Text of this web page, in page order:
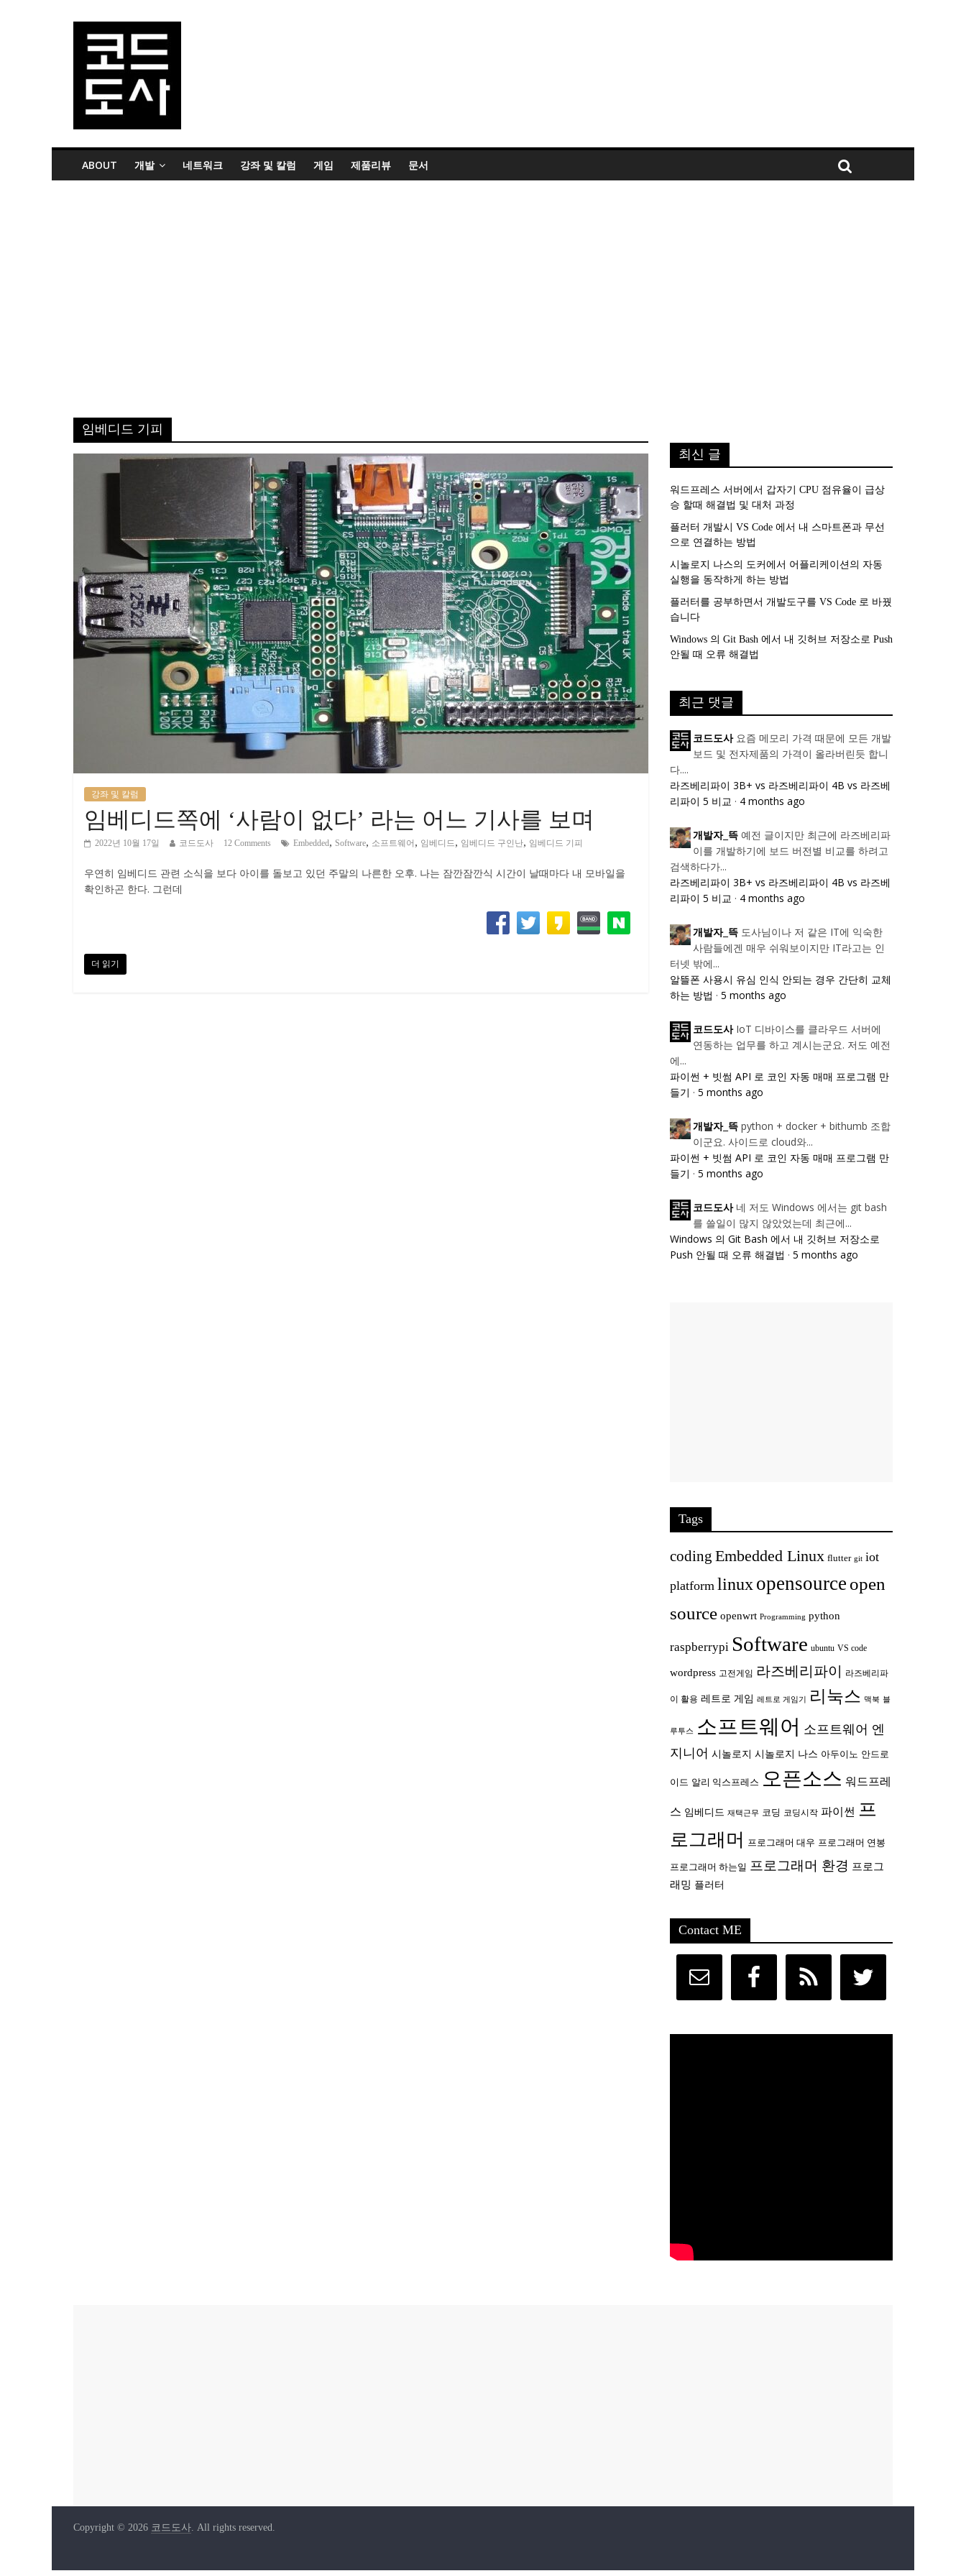
ABOUT 개발 네트워크 강좌 및 칼럼 게임 제품리뷰 문서
임베디드 기피
강좌 및 칼럼
임베디드쪽에 ‘사람이 없다’ 라는 어느 기사를 보며
2022년 10월 17일 코드도사 12 Comments Embedded, Software, 소프트웨어 , 임베디드, 임베디드 구인난, 임베디드 기피
우연히 임베디드 관련 소식을 보다 아이를 돌보고 있던 주말의 나른한 오후. 나는 잠깐잠깐식 시간이 날때마다 내 모바일을
확인하곤 한다. 그런데
더 읽기
최신 글
워드프레스 서버에서 갑자기 CPU 점유율이 급상
승 할때 해결법 및 대처 과정
플러터 개발시 VS Code 에서 내 스마트폰과 무선
으로 연결하는 방법
시놀로지 나스의 도커에서 어플리케이션의 자동
실행을 동작하게 하는 방법
플러터를 공부하면서 개발도구를 VS Code 로 바꿨
습니다
Windows 의 Git Bash 에서 내 깃허브 저장소로 Push
안될 때 오류 해결법
최근 댓글
코드도사 요즘 메모리 가격 때문에 모든 개발
보드 및 전자제품의 가격이 올라버린듯 합니
다....
라즈베리파이 3B+ vs 라즈베리파이 4B vs 라즈베
리파이 5 비교 · 4 months ago
개발자_뜩 예전 글이지만 최근에 라즈베리파
이를 개발하기에 보드 버전별 비교를 하려고
검색하다가...
라즈베리파이 3B+ vs 라즈베리파이 4B vs 라즈베
리파이 5 비교 · 4 months ago
개발자_뜩 도사님이나 저 같은 IT에 익숙한
사람들에겐 매우 쉬워보이지만 IT라고는 인
터넷 밖에...
알뜰폰 사용시 유심 인식 안되는 경우 간단히 교체
하는 방법 · 5 months ago
코드도사 IoT 디바이스를 클라우드 서버에
연동하는 업무를 하고 계시는군요. 저도 예전
에...
파이썬 + 빗썸 API 로 코인 자동 매매 프로그램 만
들기 · 5 months ago
개발자_뜩 python + docker + bithumb 조합
이군요. 사이드로 cloud와...
파이썬 + 빗썸 API 로 코인 자동 매매 프로그램 만
들기 · 5 months ago
코드도사 네 저도 Windows 에서는 git bash
를 쓸일이 많지 않았었는데 최근에...
Windows 의 Git Bash 에서 내 깃허브 저장소로
Push 안될 때 오류 해결법 · 5 months ago
Tags
coding Embedded Linux flutter git iot
platform linux opensource open
source openwrt Programming python
raspberrypi Software ubuntu VS code
wordpress 고전게임 라즈베리파이 라즈베리파
이 활용 레트로 게임 레트로 게임기 리눅스 맥북 블
루투스 소프트웨어 소프트웨어 엔
지니어 시놀로지 시놀로지 나스 아두이노 안드로
이드 알리 익스프레스 오픈소스 워드프레
스 임베디드 재택근무 코딩 코딩시작 파이썬 프
로그래머
프로그래머 대우 프로그래머 연봉
프로그래머 하는일 프로그래머 환경 프로그
래밍 플러터
Contact ME
Copyright © 2026 코드도사. All rights reserved.